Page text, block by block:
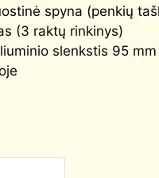
spyna (penkių
(3 raktų rinkinys)
slenkstis 95